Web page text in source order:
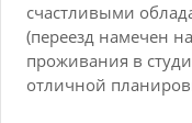
счастливыми
(переезд намечен
проживания в
отличной